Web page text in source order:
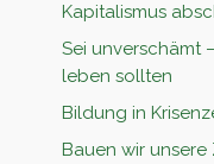
Kapitalismus
Sei unverschämt
leben sollten
Bildung in
Bauen wir